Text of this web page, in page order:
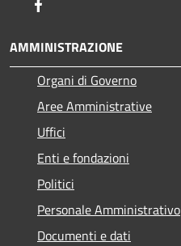
AMMINISTRAZIONE
Organi di Governo
Aree Amministrative
Uffici
Enti e fondazioni
Politici
Personale Amministrativo
Documenti e dati